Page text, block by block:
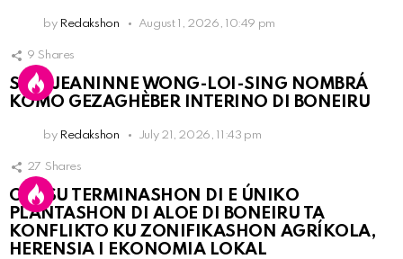
by Redakshon August 1, 2026, 10:49 pm
9 Shares
SRA. JEANINNE WONG-LOI-SING NOMBRÁ
KOMO GEZAGHÈBER INTERINO DI BONEIRU
by Redakshon July 21, 2026, 11:43 pm
27 Shares
OLB SU TERMINASHON DI E ÚNIKO
PLANTASHON DI ALOE DI BONEIRU TA
KONFLIKTO KU ZONIFIKASHON AGRÍKOLA,
HERENSIA I EKONOMIA LOKAL